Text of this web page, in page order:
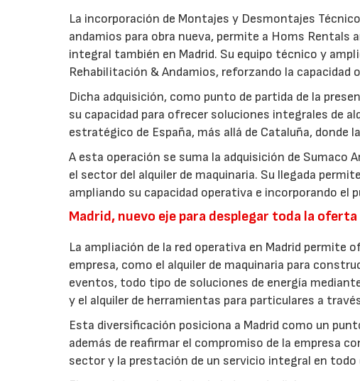
La incorporación de Montajes y Desmontajes
andamios para obra nueva, permite a Homs
integral también en Madrid. Su equipo técnico y
Rehabilitación & Andamios, reforzando la
Dicha adquisición, como punto de partida de la
su capacidad para ofrecer soluciones integrales de
estratégico de España, más allá de Cataluña, donde
A esta operación se suma la adquisición de Sumaco
el sector del alquiler de maquinaria. Su llegada
ampliando su capacidad operativa e incorporando el
Madrid, nuevo eje para desplegar toda la
La ampliación de la red operativa en Madrid permite
empresa, como el alquiler de maquinaria para
eventos, todo tipo de soluciones de energía
y el alquiler de herramientas para particulares a
Esta diversificación posiciona a Madrid como un
además de reafirmar el compromiso de la empresa
sector y la prestación de un servicio integral en